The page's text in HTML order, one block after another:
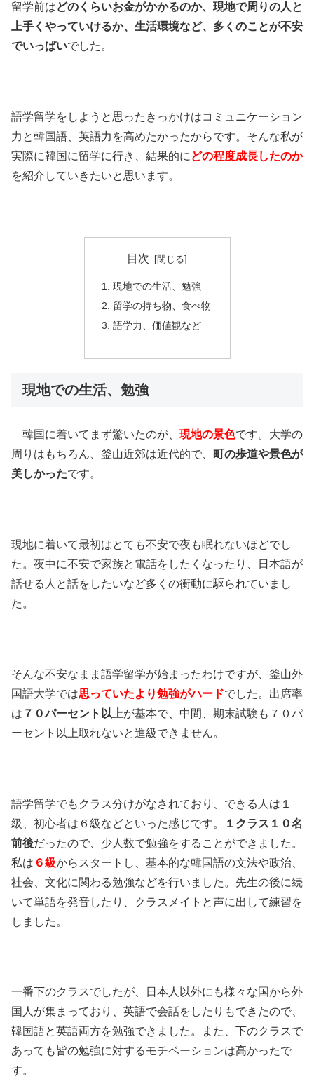
留学前はどのくらいお金がかかるのか、現地で周りの人と
上手くやっていけるか、生活環境など、多くのことが不安
でいっぱいでした。
語学留学をしようと思ったきっかけはコミュニケーション
力と韓国語、英語力を高めたかったからです。そんな私が
実際に韓国に留学に行き、結果的に どの程度成長したのか
を紹介していきたいと思います。
目次
現地での生活、勉強
留学の持ち物、食べ物
語学力、価値観など
現地での生活、勉強
韓国に着いてまず驚いたのが、 現地の景色です。大学の
周りはもちろん、釜山近郊は近代的で、 町の歩道や景色が
美しかったです。
現地に着いて最初はとても不安で夜も眠れないほどでし
た。夜中に不安で家族と電話をしたくなったり、日本語が
話せる人と話をしたいなど多くの衝動に駆られていまし
た。
そんな不安なまま語学留学が始まったわけですが、釜山外
国語大学では思っていたより勉強がハードでした。出席率
は ７０パーセント以上が基本で、中間、期末試験も７０パ
ーセント以上取れないと進級できません。
語学留学でもクラス分けがなされており、できる人は１
級、初心者は６級などといった感じです。
１クラス１０名
前後だったので、少人数で勉強をすることができました。
私は ６級からスタートし、基本的な韓国語の文法や政治、
社会、文化に関わる勉強などを行いました。先生の後に続
いて単語を発音したり、クラスメイトと声に出して練習を
しました。
一番下のクラスでしたが、日本人以外にも様々な国から外
国人が集まっており、英語で会話をしたりもできたので、
韓国語と英語両方を勉強できました。また、下のクラスで
あっても皆の勉強に対するモチベーションは高かったで
す。